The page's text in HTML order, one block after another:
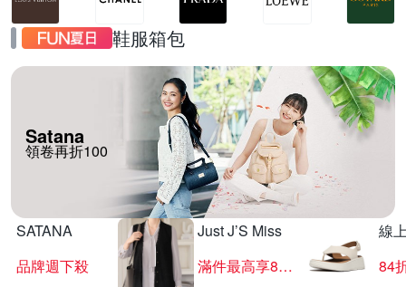
鞋服箱包
Satana
領卷再折100
SATANA
品牌週下殺
Just J’S Miss
滿件最高享85折
線
84